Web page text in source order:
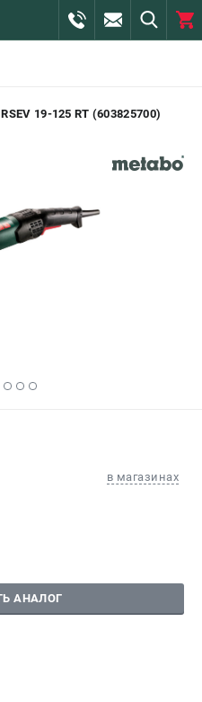
19-125 RT (603825700)
в магазинах
АНАЛОГ